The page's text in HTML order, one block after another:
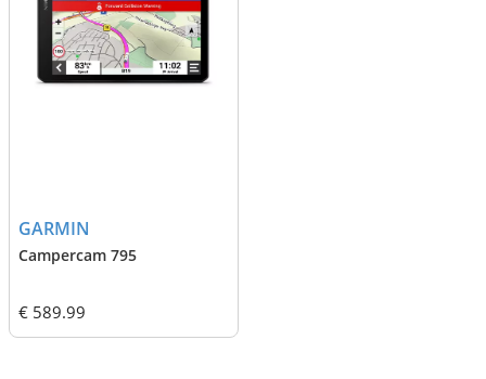
GARMIN
Campercam 795
€ 589.99